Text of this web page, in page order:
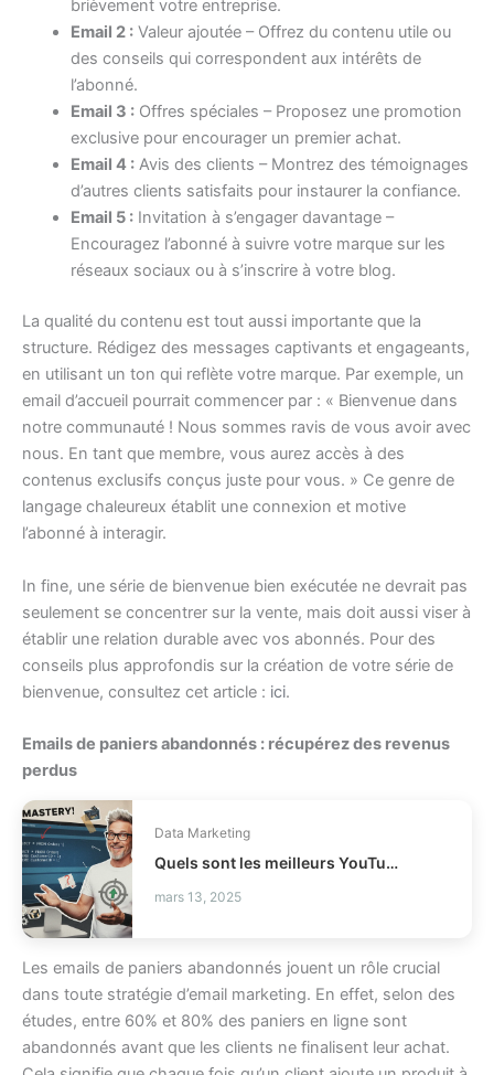
brièvement votre entreprise.
Email 2 :Valeur ajoutée – Offrez du contenu utile ou
des conseils qui correspondent aux intérêts de
l’abonné.
Email 3 :Offres spéciales – Proposez une promotion
exclusive pour encourager un premier achat.
Email 4 :Avis des clients – Montrez des témoignages
d’autres clients satisfaits pour instaurer la confiance.
Email 5 :Invitation à s’engager davantage –
Encouragez l’abonné à suivre votre marque sur les
réseaux sociaux ou à s’inscrire à votre blog.
La qualité du contenu est tout aussi importante que la
structure. Rédigez des messages captivants et engageants,
en utilisant un ton qui reflète votre marque. Par exemple, un
email d’accueil pourrait commencer par : « Bienvenue dans
notre communauté ! Nous sommes ravis de vous avoir avec
nous. En tant que membre, vous aurez accès à des
contenus exclusifs conçus juste pour vous. » Ce genre de
langage chaleureux établit une connexion et motive
l’abonné à interagir.
In fine, une série de bienvenue bien exécutée ne devrait pas
seulement se concentrer sur la vente, mais doit aussi viser à
établir une relation durable avec vos abonnés. Pour des
conseils plus approfondis sur la création de votre série de
bienvenue, consultez cet article : ici.
Emails de paniers abandonnés : récupérez des revenus
perdus
Data Marketing
Quels sont les meilleurs YouTube pour apprendre SQL efficacement ?
mars 13, 2025
Les emails de paniers abandonnés jouent un rôle crucial
dans toute stratégie d’email marketing. En effet, selon des
études, entre 60% et 80% des paniers en ligne sont
abandonnés avant que les clients ne finalisent leur achat.